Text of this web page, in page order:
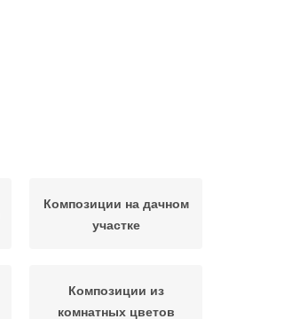
Композиции на дачном
участке
Композиции из
комнатных цветов